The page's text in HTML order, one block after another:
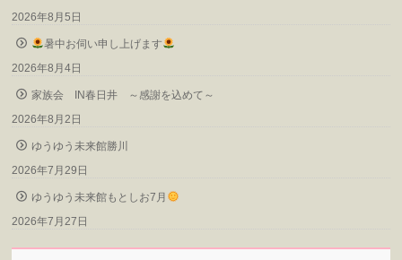
2026年8月5日
暑中お伺い申し上げます
2026年8月4日
家族会 IN春日井 ～感謝を込めて～
2026年8月2日
ゆうゆう未来館勝川
2026年7月29日
ゆうゆう未来館もとしお7月
2026年7月27日